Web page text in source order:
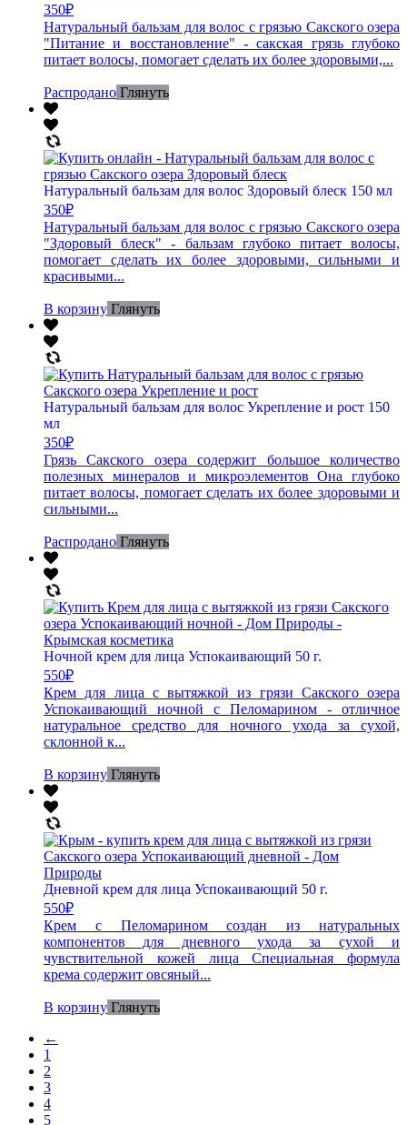
350₽
Натуральный бальзам для волос с грязью Сакского озера
"Питание и восстановление" - сакская грязь глубоко
питает волосы, помогает сделать их более здоровыми,...
Распродано Глянуть
Натуральный бальзам для волос Здоровый блеск 150 мл
350₽
Натуральный бальзам для волос с грязью Сакского озера
"Здоровый блеск" - бальзам глубоко питает волосы,
помогает сделать их более здоровыми, сильными и
красивыми...
В корзину Глянуть
Натуральный бальзам для волос Укрепление и рост 150
мл
350₽
Грязь Сакского озера содержит большое количество
полезных минералов и микроэлементов Она глубоко
питает волосы, помогает сделать их более здоровыми и
сильными...
Распродано Глянуть
Ночной крем для лица Успокаивающий 50 г.
550₽
Крем для лица с вытяжкой из грязи Сакского озера
Успокаивающий ночной с Пеломарином - отличное
натуральное средство для ночного ухода за сухой,
склонной к...
В корзину Глянуть
Дневной крем для лица Успокаивающий 50 г.
550₽
Крем с Пеломарином создан из натуральных
компонентов для дневного ухода за сухой и
чувствительной кожей лица Специальная формула
крема содержит овсяный...
В корзину Глянуть
←
1
2
3
4
5